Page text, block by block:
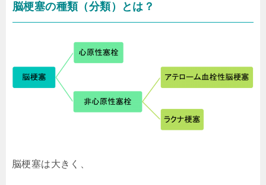
脳梗塞の種類（分類）とは？
脳梗塞は大きく、